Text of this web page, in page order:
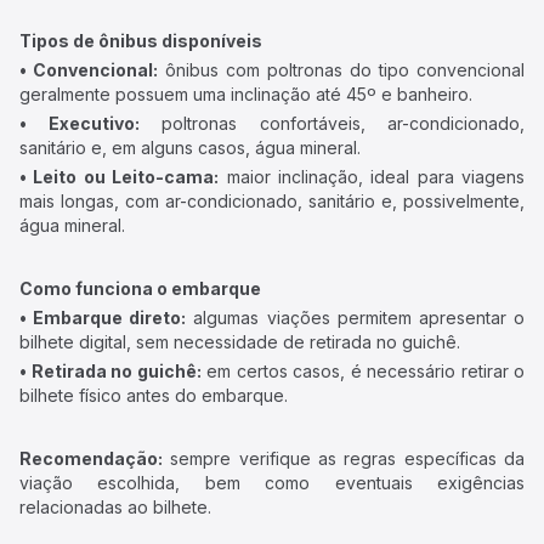
Tipos de ônibus disponíveis
• Convencional: ônibus com poltronas do tipo convencional
geralmente possuem uma inclinação até 45º e banheiro.
• Executivo: poltronas confortáveis, ar-condicionado,
sanitário e, em alguns casos, água mineral.
• Leito ou Leito-cama: maior inclinação, ideal para viagens
mais longas, com ar-condicionado, sanitário e, possivelmente,
água mineral.
Como funciona o embarque
• Embarque direto: algumas viações permitem apresentar o
bilhete digital, sem necessidade de retirada no guichê.
• Retirada no guichê: em certos casos, é necessário retirar o
bilhete físico antes do embarque.
Recomendação: sempre verifique as regras específicas da
viação escolhida, bem como eventuais exigências
relacionadas ao bilhete.